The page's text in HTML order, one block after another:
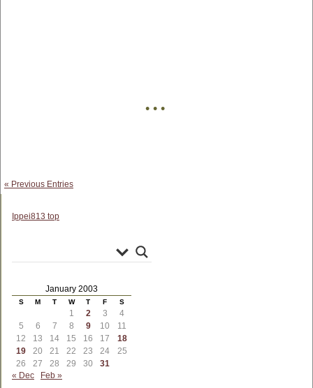
• • •
« Previous Entries
Ippei813 top
January 2003
S M T W T F S
1 2 3
4
5
6 7 8 9 10
11
12
13 14 15 16 17
18
19
20 21 22 23 24
25
26
27 28 29 30
31
« Dec
Feb »